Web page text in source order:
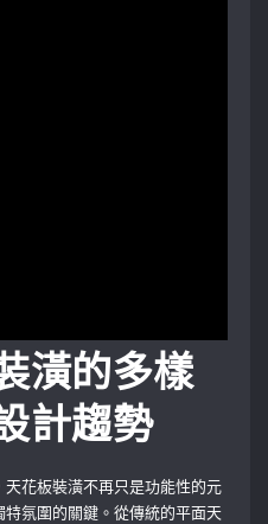
潢的多樣
計趨勢
花板裝潢不再只是功能性的元
氛圍的關鍵。從傳統的平面天